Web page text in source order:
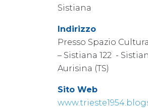
Sistiana
Indirizzo
Presso Spazio
– Sistiana 122 -
Aurisina (TS)
Sito Web